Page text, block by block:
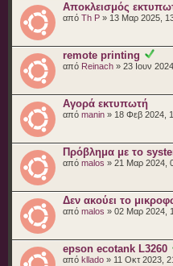
Αποκλεισμός
από Th P » 13 Μαρ 2025,
remote printing
από Reinach » 23 Ιουν
Αγορά εκτυπωτή
από manin » 18 Φεβ 2024,
Πρόβλημα με το
από malos » 21 Μαρ 2024,
Δεν ακούει το
από malos » 02 Μαρ 2024,
epson ecotank L3260
από kllado » 11 Οκτ 2023,